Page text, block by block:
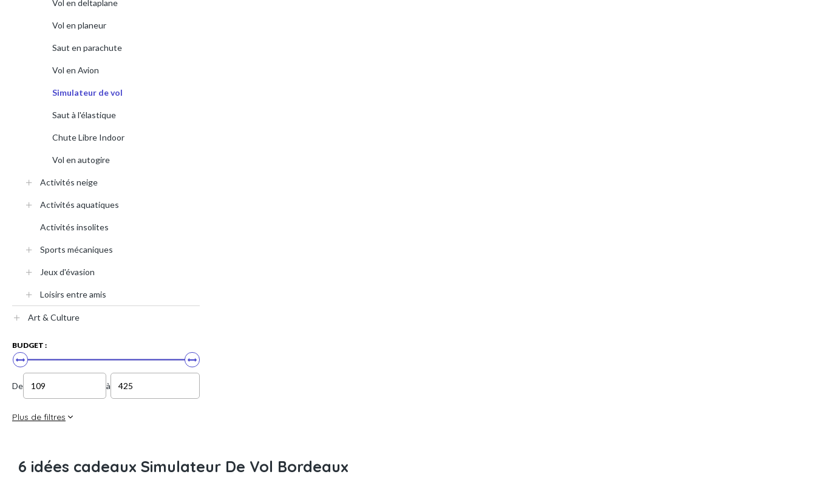
Vol en deltaplane
Vol en planeur
Saut en parachute
Vol en Avion
Simulateur de vol
Saut à l'élastique
Chute Libre Indoor
Vol en autogire
Activités neige
Activités aquatiques
Activités insolites
Sports mécaniques
Jeux d'évasion
Loisirs entre amis
Art & Culture
BUDGET :
De à
Plus de filtres
6 idées cadeaux Simulateur De Vol Bordeaux